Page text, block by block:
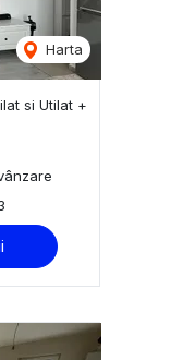
Harta
si Utilat +